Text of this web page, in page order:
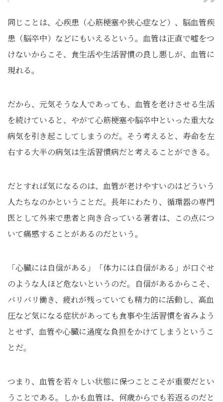
同じことは、心疾患（心筋梗塞や狭心症など）、脳血管疾
患（脳卒中）などにもいえるという。血管は正直で嘘をつ
けないからこそ、食生活や生活習慣の良し悪しが、血管に
現れる。
だから、元気そうな人であっても、血管を老けさせる生活
を続けていると、やがて心筋梗塞や脳卒中といった重大な
病気を引き起こしてしまうのだ。そう考えると、寿命を左
右する大半の病気は生活習慣病だと考えることができる。
だとすれば気になるのは、血管が老けやすいのはどういう
人たちなのかということだ。長年にわたり、循環器の専門
医として外来で患者と向き合っている著者は、この点につ
いて痛感することがあるのだという。
「心臓には自信がある」「体力には自信がある」が口ぐせ
のような人ほど危ないというのだ。自信があるからこそ、
バリバリ働き、疲れが残っていても精力的に活動し、高血
圧など気になる症状があっても食事や生活習慣を省みよう
とせず、血管や心臓に過度な負担をかけてしまうというこ
とだ。
つまり、血管を若々しい状態に保つことこそが重要だとい
うことである。しかも血管は、何歳からでも若返るのだと